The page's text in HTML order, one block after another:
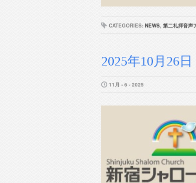
CATEGORIES: NEWS, 第二礼拝音声
2025年10月26
11月 - 6 - 2025